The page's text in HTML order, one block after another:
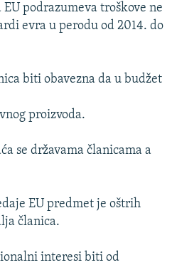
podrazumeva troškove ne
evra u perodu od 2014. do
biti obavezna da u budžet
proizvoda.
se državama članicama a
EU predmet je oštrih
članica.
interesi biti od